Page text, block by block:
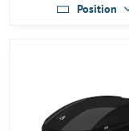
Position